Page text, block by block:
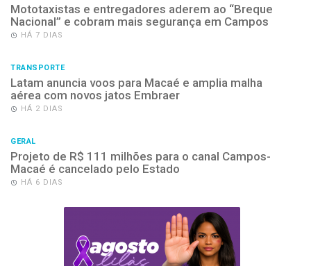
Mototaxistas e entregadores aderem ao “Breque
Nacional” e cobram mais segurança em Campos
HÁ 7 DIAS
TRANSPORTE
Latam anuncia voos para Macaé e amplia malha
aérea com novos jatos Embraer
HÁ 2 DIAS
GERAL
Projeto de R$ 111 milhões para o canal Campos-
Macaé é cancelado pelo Estado
HÁ 6 DIAS